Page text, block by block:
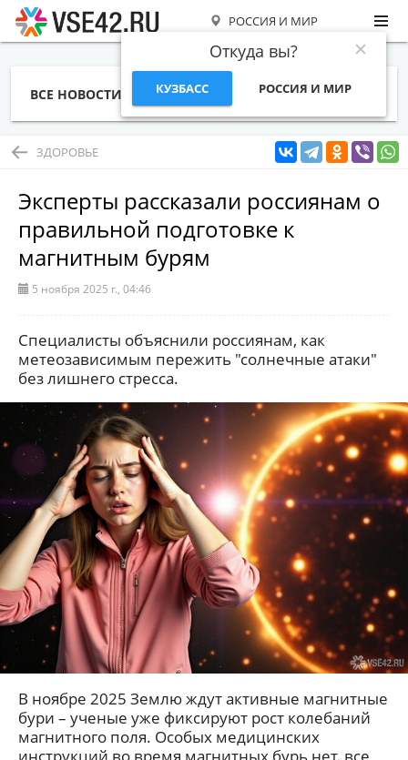
РОССИЯ И МИР
Откуда вы?
КУЗБАСС РОССИЯ И МИР
ВСЕ НОВОСТИ СТАТЬИ ТЕМЫ ФОТО
ЗДОРОВЬЕ
Эксперты рассказали россиянам о
правильной подготовке к
магнитным бурям
5 ноября 2025 г., 04:46
Специалисты объяснили россиянам, как
метеозависимым пережить "солнечные атаки"
без лишнего стресса.
В ноябре 2025 Землю ждут активные магнитные
бури – ученые уже фиксируют рост колебаний
магнитного поля. Особых медицинских